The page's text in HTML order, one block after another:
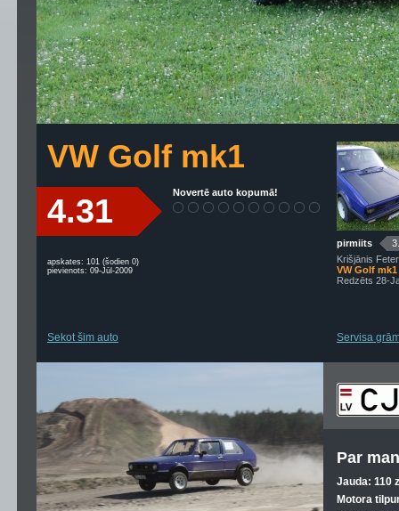
VW Golf mk1
4.31 Novertē auto kopumā!
apskates: 101 (šodien 0)
pievienots: 09-Jūl-2009
Sekot šim auto
pirmiits
Krišjānis
VW Golf mk1
Redzēts 28-
Servisa
Par
Jauda: 110
Motora